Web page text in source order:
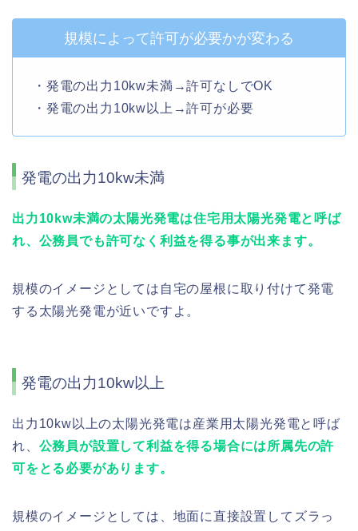
規模によって許可が必要かが変わる
・発電の出力10kw未満→許可なしでOK
・発電の出力10kw以上→許可が必要
発電の出力10kw未満
出力10kw未満の太陽光発電は住宅用太陽光発電と呼ば
れ、公務員でも許可なく利益を得る事が出来ます。
規模のイメージとしては自宅の屋根に取り付けて発電
する太陽光発電が近いですよ。
発電の出力10kw以上
出力10kw以上の太陽光発電は産業用太陽光発電と呼ば
れ、 公務員が設置して利益を得る場合には所属先の許
可をとる必要があります。
規模のイメージとしては、地面に直接設置してズラっ